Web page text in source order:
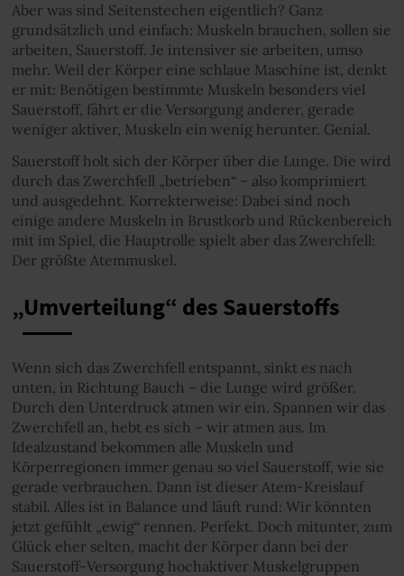
Aber was sind Seitenstechen eigentlich? Ganz
grundsätzlich und einfach: Muskeln brauchen, sollen sie
arbeiten, Sauerstoff. Je intensiver sie arbeiten, umso
mehr. Weil der Körper eine schlaue Maschine ist, denkt
er mit: Benötigen bestimmte Muskeln besonders viel
Sauerstoff, fährt er die Versorgung anderer, gerade
weniger aktiver, Muskeln ein wenig herunter. Genial.
Sauerstoff holt sich der Körper über die Lunge. Die wird
durch das Zwerchfell „betrieben“ – also komprimiert
und ausgedehnt. Korrekterweise: Dabei sind noch
einige andere Muskeln in Brustkorb und Rückenbereich
mit im Spiel, die Hauptrolle spielt aber das Zwerchfell:
Der größte Atemmuskel.
„Umverteilung“ des Sauerstoffs
Wenn sich das Zwerchfell entspannt, sinkt es nach
unten, in Richtung Bauch – die Lunge wird größer.
Durch den Unterdruck atmen wir ein. Spannen wir das
Zwerchfell an, hebt es sich – wir atmen aus. Im
Idealzustand bekommen alle Muskeln und
Körperregionen immer genau so viel Sauerstoff, wie sie
gerade verbrauchen. Dann ist dieser Atem-Kreislauf
stabil. Alles ist in Balance und läuft rund: Wir könnten
jetzt gefühlt „ewig“ rennen. Perfekt. Doch mitunter, zum
Glück eher selten, macht der Körper dann bei der
Sauerstoff-Versorgung hochaktiver Muskelgruppen